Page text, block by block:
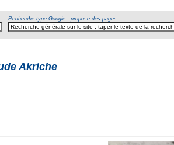
Recherche type Google : propose des pages
Akriche